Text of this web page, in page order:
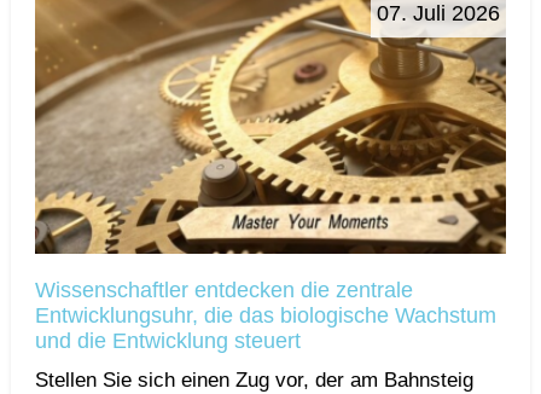
07. Juli 2026
Wissenschaftler entdecken die zentrale
Entwicklungsuhr, die das biologische Wachstum
und die Entwicklung steuert
Stellen Sie sich einen Zug vor, der am Bahnsteig